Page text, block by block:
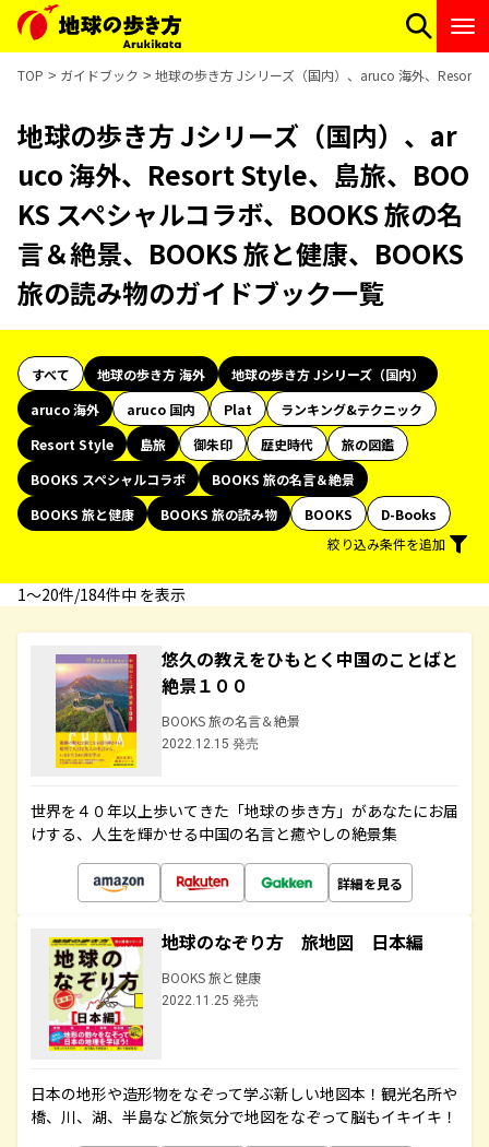
TOP ガイドブック 地球の歩き方 Jシリーズ（国内）、aruco 海外、Resort
地球の歩き方 Jシリーズ（国内）、ar
uco 海外、Resort Style、島旅、BOO
KS スペシャルコラボ、BOOKS 旅の名
言＆絶景、BOOKS 旅と健康、BOOKS
旅の読み物のガイドブック一覧
すべて 地球の歩き方 海外
地球の歩き方 Jシリーズ（国内）
aruco 海外
aruco 国内 Plat
ランキング&テクニック
Resort Style
島旅 御朱印 歴史時代
旅の図鑑
BOOKS スペシャルコラボ
BOOKS 旅の名言＆絶景
BOOKS 旅と健康
BOOKS 旅の読み物 BOOKS
D-Books
絞り込み条件を追加
1〜20件/184件中 を表示
悠久の教えをひもとく中国のことばと
絶景１００
BOOKS 旅の名言＆絶景
2022.12.15 発売
世界を４０年以上歩いてきた「地球の歩き方」があなたにお届
けする、人生を輝かせる中国の名言と癒やしの絶景集
詳細を見る
地球のなぞり方 旅地図 日本編
BOOKS 旅と健康
2022.11.25 発売
日本の地形や造形物をなぞって学ぶ新しい地図本！観光名所や
橋、川、湖、半島など旅気分で地図をなぞって脳もイキイキ！